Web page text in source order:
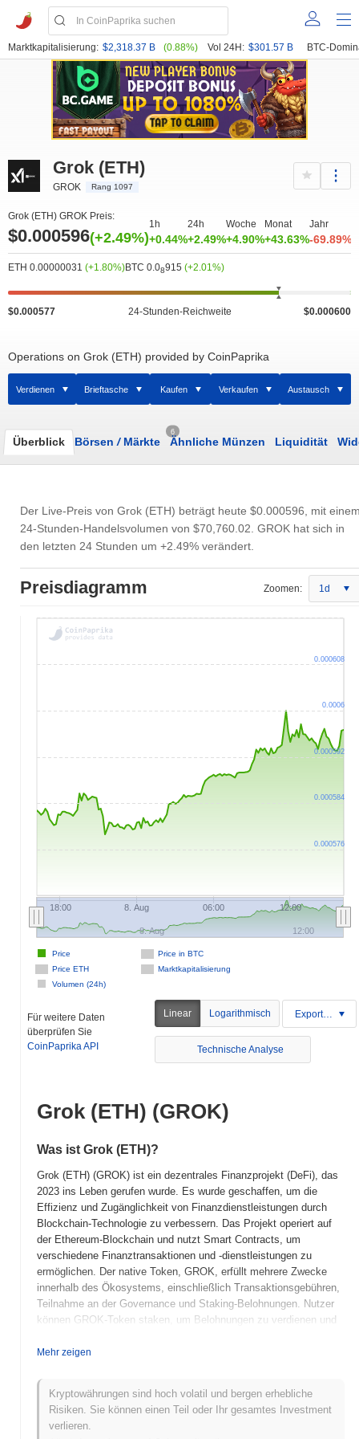
Marktkapitalisierung: $2,318.37 B (0.88%) Vol 24H: $301.57 B BTC-
Grok (ETH)
GROK Rang 1097
Grok (ETH) GROK Preis:
$0.000596(+2.49%)
1h
+0.44%
24h
+2.49%
Woche
+4.90%
Monat
+43.63%
Jahr
-69.89%
ETH 0.00000031 (+1.80%)BTC 0.08915 (+2.01%)
$0.000577 24-Stunden-Reichweite $0.000600
Operations on Grok (ETH) provided by CoinPaprika
Verdienen Brieftasche Kaufen Verkaufen Austausch
Überblick Börsen /Märkte
6
Ähnliche Münzen Liquidität
Der Live-Preis von Grok (ETH) beträgt heute $0.000596 , mit
24-Stunden-Handelsvolumen von $70,760.02 . GROK hat sich in
den letzten 24 Stunden um +2.49% verändert.
Preisdiagramm Zoomen: 1d
18:00 8. Aug 06:00 12:00
Price in BTC
Price ETH
Marktkapitalisierung
Volumen (24h)
Price
8. Aug 12:00
0.000576
0.000584
0.000592
0.0006
0.000608
Für weitere Daten
überprüfen Sie
CoinPaprika API
Linear Logarithmisch Exportieren
Technische Analyse
Grok (ETH) (GROK)
Was ist Grok (ETH)?
Grok (ETH) (GROK) ist ein dezentrales Finanzprojekt (DeFi), das
2023 ins Leben gerufen wurde. Es wurde geschaffen, um die
Effizienz und Zugänglichkeit von Finanzdienstleistungen durch
Blockchain-Technologie zu verbessern. Das Projekt operiert auf
der Ethereum-Blockchain und nutzt Smart Contracts, um
verschiedene Finanztransaktionen und -dienstleistungen zu
ermöglichen. Der native Token, GROK, erfüllt mehrere Zwecke
innerhalb des Ökosystems, einschließlich Transaktionsgebühren,
Teilnahme an der Governance und Staking-Belohnungen. Nutzer
können GROK-Token staken, um Belohnungen zu verdienen und
Governance der Plattform teilzunehmen. Grok (ETH) hebt sich
Integration mit bestehenden Finanzsystemen hervor, mit dem
Ziel, die Kluft zwischen traditioneller und dezentraler
Finanzwirtschaft zu überbrücken. Diese Positionierung ermöglicht
es, sowohl Krypto-Enthusiasten als auch traditionellen Investoren
Mehr zeigen
Kryptowährungen sind hoch volatil und bergen erhebliche
Risiken. Sie können einen Teil oder Ihr gesamtes Investment
verlieren.